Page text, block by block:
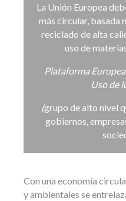
La Unión Europea
más circular, basada
reciclado de alta
uso de
Plataforma
Uso de
(grupo de alto nivel
gobiernos,
Con una economía
y ambientales se